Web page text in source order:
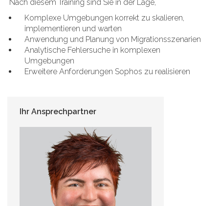
Nach diesem Training sind Sie in der Lage,
Komplexe Umgebungen korrekt zu skalieren,
implementieren und warten
Anwendung und Planung von Migrationsszenarien
Analytische Fehlersuche in komplexen
Umgebungen
Erweitere Anforderungen Sophos zu realisieren
Ihr Ansprechpartner